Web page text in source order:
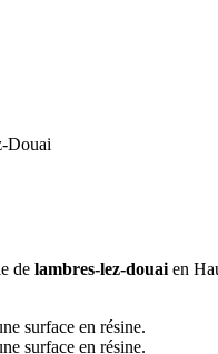
Douai
de lambres-lez-douaien
surface en résine.
surface en résine.